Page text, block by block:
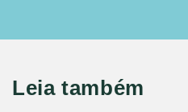
Leia também